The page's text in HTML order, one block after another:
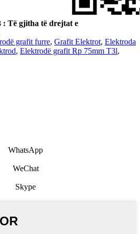
: Të gjitha të drejtat e
grafit furre, Grafit Elektrot, Elektroda
, Elektrodë grafit Rp 75mm T3l,
WhatsApp
WeChat
Skype